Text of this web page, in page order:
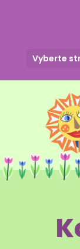
Vyberte